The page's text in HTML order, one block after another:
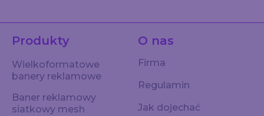
Produkty
Wielkoformatowe
banery reklamowe
Baner reklamowy
siatkowy mesh
O nas
Firma
Regulamin
Jak dojechać